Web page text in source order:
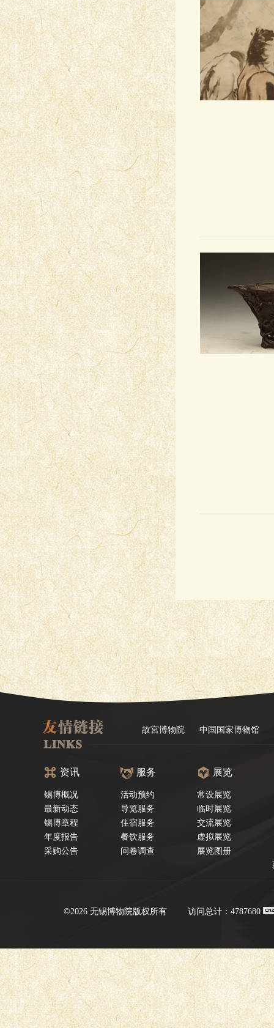
故宮博物院 中国国家博物馆
资讯
锡博概况
最新动态
锡博章程
年度报告
采购公告
服务
活动预约
导览服务
住宿服务
餐饮服务
问卷调查
展览
常设展览
临时展览
交流展览
虚拟展览
展览图册
©2026 无锡博物院版权所有 访问总计：4787680